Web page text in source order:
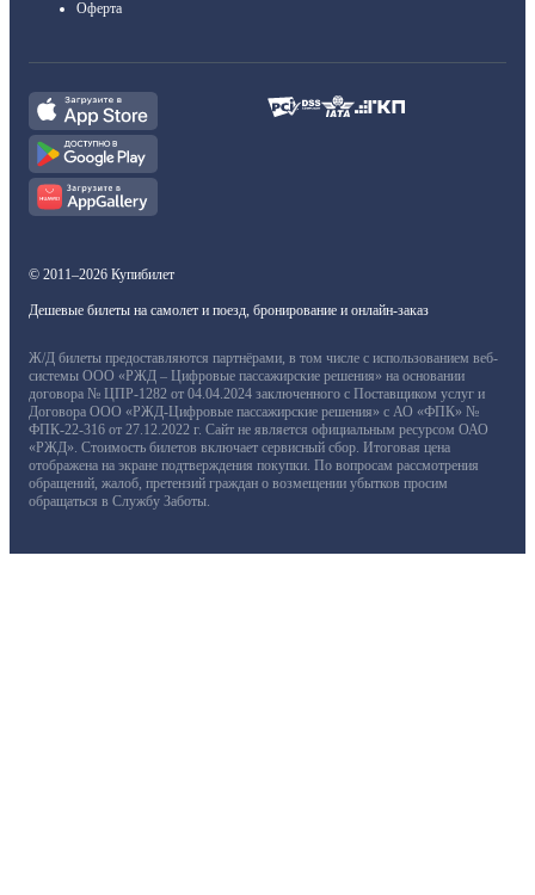
Оферта
© 2011–2026 Купибилет
Дешевые билеты на самолет и поезд, бронирование и онлайн-заказ
Ж/Д билеты предоставляются партнёрами, в том числе с использованием веб-
системы ООО «РЖД – Цифровые пассажирские решения» на основании
договора № ЦПР-1282 от 04.04.2024 заключенного с Поставщиком услуг и
Договора ООО «РЖД-Цифровые пассажирские решения» с АО «ФПК» №
ФПК-22-316 от 27.12.2022 г. Сайт не является официальным ресурсом ОАО
«РЖД». Стоимость билетов включает сервисный сбор. Итоговая цена
отображена на экране подтверждения покупки. По вопросам рассмотрения
обращений, жалоб, претензий граждан о возмещении убытков просим
обращаться в Службу Заботы.